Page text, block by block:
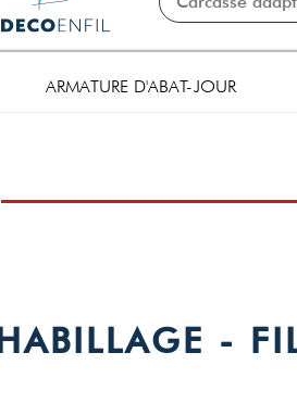
ARMATURE D'ABAT-JOUR
-